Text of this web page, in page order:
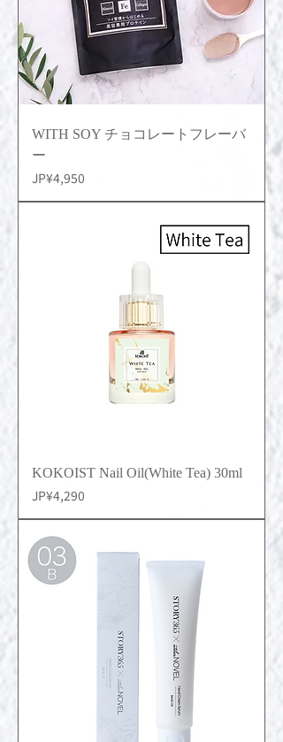
WITH SOY チョコレートフレーバ
ー
價格
JP¥4,950
KOKOIST Nail Oil(White Tea) 30ml
價格
JP¥4,290